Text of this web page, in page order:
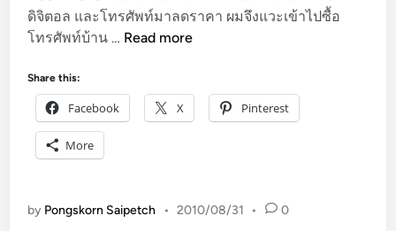
ดิจิตอล และโทรศัพท์มาลดราคา ผมจึงแวะเข้าไปซื้อ
โทรศัพท์บ้าน … ค
ม
น่
เ
Read more
Share this:
Facebook X Pinterest
More
by Pongskorn Saipetch • 2010/08/31 • 0